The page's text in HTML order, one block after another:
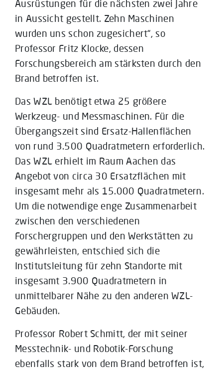
Ausrüstungen für die nächsten zwei Jahre
in Aussicht gestellt. Zehn Maschinen
wurden uns schon zugesichert“, so
Professor Fritz Klocke, dessen
Forschungsbereich am stärksten durch den
Brand betroffen ist.
Das WZL benötigt etwa 25 größere
Werkzeug- und Messmaschinen. Für die
Übergangszeit sind Ersatz-Hallenflächen
von rund 3.500 Quadratmetern erforderlich.
Das WZL erhielt im Raum Aachen das
Angebot von circa 30 Ersatzflächen mit
insgesamt mehr als 15.000 Quadratmetern.
Um die notwendige enge Zusammenarbeit
zwischen den verschiedenen
Forschergruppen und den Werkstätten zu
gewährleisten, entschied sich die
Institutsleitung für zehn Standorte mit
insgesamt 3.900 Quadratmetern in
unmittelbarer Nähe zu den anderen WZL-
Gebäuden.
Professor Robert Schmitt, der mit seiner
Messtechnik- und Robotik-Forschung
ebenfalls stark von dem Brand betroffen ist,